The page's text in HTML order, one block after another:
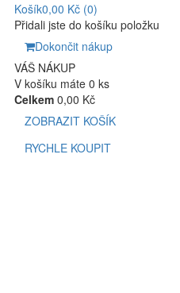
Košík0,00 Kč (0)
Přidali jste do košíku položku
Dokončit nákup
VÁŠ NÁKUP
V košíku máte 0 ks
Celkem 0,00 Kč
ZOBRAZIT KOŠÍK
RYCHLE KOUPIT